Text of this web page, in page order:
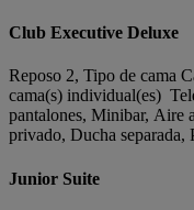
Club Executive Deluxe
Reposo 2, Tipo de cama
cama(s) individual(es)
pantalones, Minibar, Aire
privado, Ducha separada,
Junior Suite